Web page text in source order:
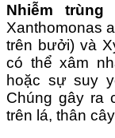
Nhiễm trùng
Xanthomonas
trên bưởi) và
có thể xâm
hoặc sự suy
Chúng gây ra
trên lá, thân